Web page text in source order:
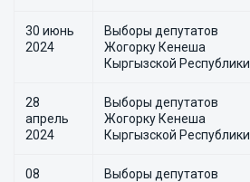
30 июнь
2024
Выборы депутатов
Жогорку Кенеша
Кыргызской Республики
28
апрель
2024
Выборы депутатов
Жогорку Кенеша
Кыргызской Республики
08
Выборы депутатов